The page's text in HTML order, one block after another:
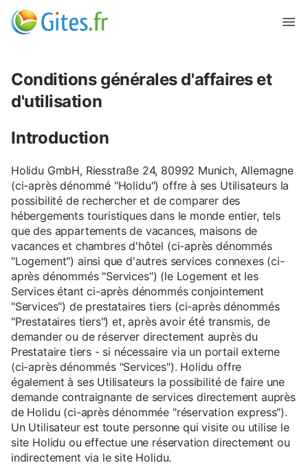
Conditions générales d'affaires et
d'utilisation
Introduction
Holidu GmbH, Riesstraße 24, 80992 Munich, Allemagne
(ci-après dénommé "Holidu") offre à ses Utilisateurs la
possibilité de rechercher et de comparer des
hébergements touristiques dans le monde entier, tels
que des appartements de vacances, maisons de
vacances et chambres d'hôtel (ci-après dénommés
"Logement") ainsi que d'autres services connexes (ci-
après dénommés "Services") (le Logement et les
Services étant ci-après dénommés conjointement
"Services") de prestataires tiers (ci-après dénommés
"Prestataires tiers") et, après avoir été transmis, de
demander ou de réserver directement auprès du
Prestataire tiers - si nécessaire via un portail externe
(ci-après dénommés "Services"). Holidu offre
également à ses Utilisateurs la possibilité de faire une
demande contraignante de services directement auprès
de Holidu (ci-après dénommée "réservation express").
Un Utilisateur est toute personne qui visite ou utilise le
site Holidu ou effectue une réservation directement ou
indirectement via le site Holidu.